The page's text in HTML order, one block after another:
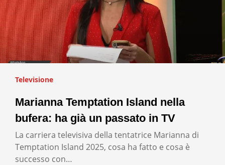
Televisione
Marianna Temptation Island nella
bufera: ha già un passato in TV
La carriera televisiva della tentatrice Marianna di
Temptation Island 2025, cosa ha fatto e cosa è
successo con…